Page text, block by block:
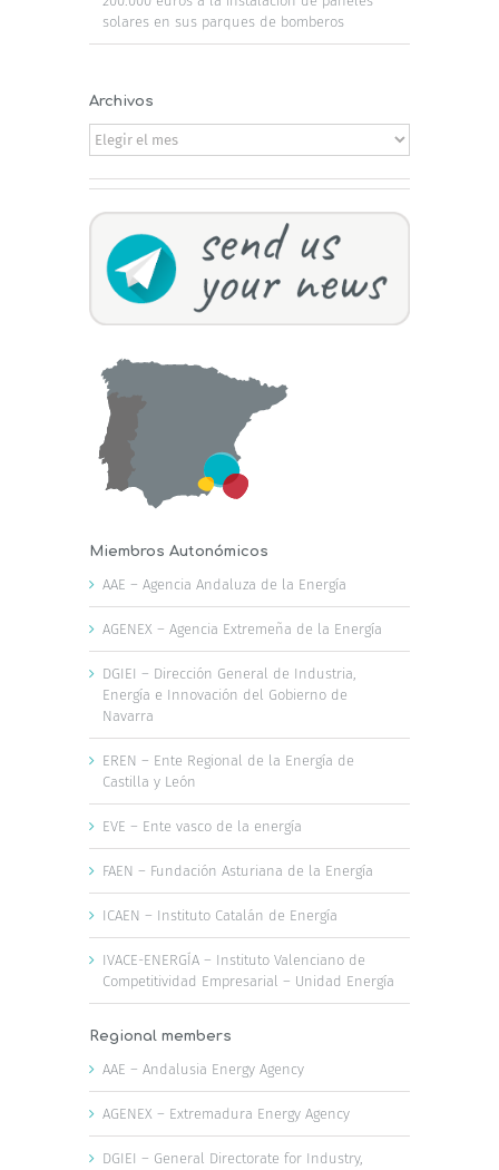
solares en sus parques de bomberos
Archivos
Archivos
Miembros Autonómicos
AAE – Agencia Andaluza de la Energía
AGENEX – Agencia Extremeña de la Energía
DGIEI – Dirección General de Industria,
Energía e Innovación del Gobierno de
Navarra
EREN – Ente Regional de la Energía de
Castilla y León
EVE – Ente vasco de la energía
FAEN – Fundación Asturiana de la Energía
ICAEN – Instituto Catalán de Energía
IVACE-ENERGÍA – Instituto Valenciano de
Competitividad Empresarial – Unidad Energía
Regional members
AAE – Andalusia Energy Agency
AGENEX – Extremadura Energy Agency
DGIEI – General Directorate for Industry,